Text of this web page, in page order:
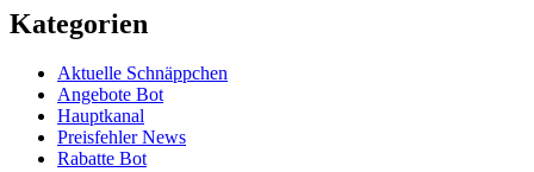
Kategorien
Aktuelle Schnäppchen
Angebote Bot
Hauptkanal
Preisfehler News
Rabatte Bot